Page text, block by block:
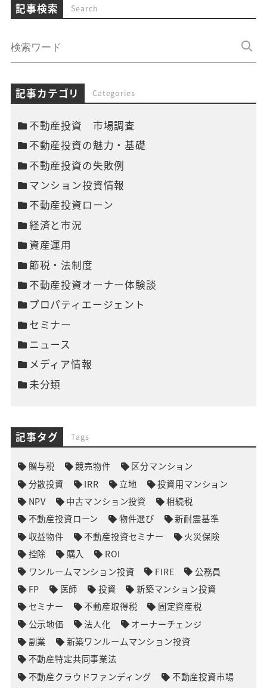
記事検索 Search
記事カテゴリ Categories
不動産投資 市場調査
不動産投資の魅力・基礎
不動産投資の失敗例
マンション投資情報
不動産投資ローン
経済と市況
資産運用
節税・法制度
不動産投資オーナー体験談
プロパティエージェント
セミナー
ニュース
メディア情報
未分類
記事タグ Tags
贈与税 競売物件
区分マンション
分散投資
IRR 立地
投資用マンション
NPV
中古マンション投資
相続税
不動産投資ローン
物件選び
新耐震基準
収益物件
不動産投資セミナー
火災保険
控除
購入
ROI
ワンルームマンション投資
FIRE
公務員
FP
医師 投資
新築マンション投資
セミナー
不動産取得税
固定資産税
公示地価
法人化
オーナーチェンジ
副業
新築ワンルームマンション投資
不動産特定共同事業法
不動産クラウドファンディング
不動産投資市場